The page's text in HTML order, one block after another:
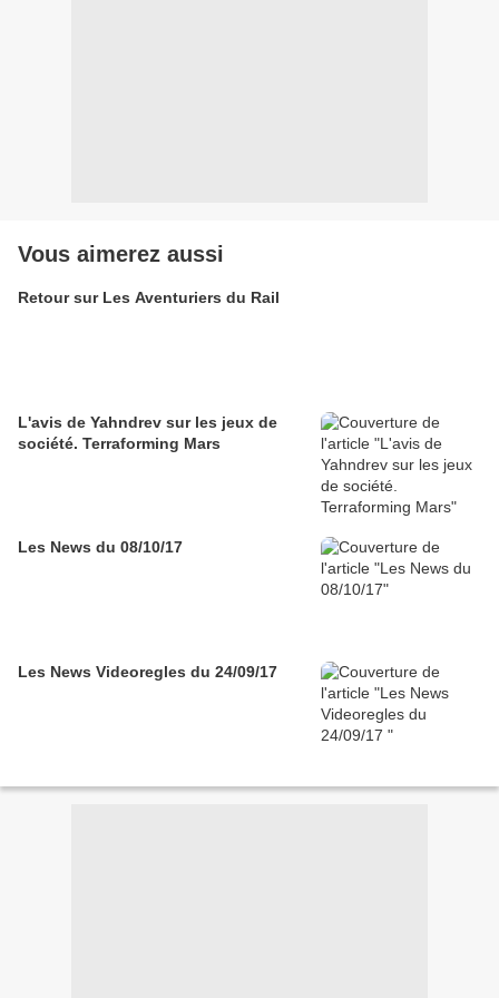
Vous aimerez aussi
Retour sur Les Aventuriers du Rail
L'avis de Yahndrev sur les jeux de
société. Terraforming Mars
Les News du 08/10/17
Les News Videoregles du 24/09/17